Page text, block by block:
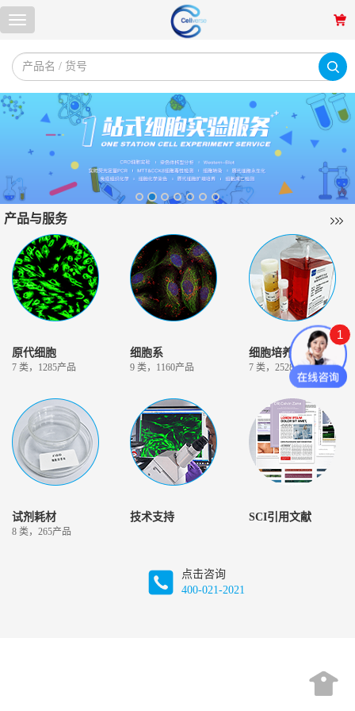
产品与服务
原代细胞
7 类，1285产品
细胞系
9 类，1160产品
细胞培养基
7 类，2528产品
试剂耗材
8 类，265产品
技术支持 SCI引用文献
点击咨询
400-021-2021
1